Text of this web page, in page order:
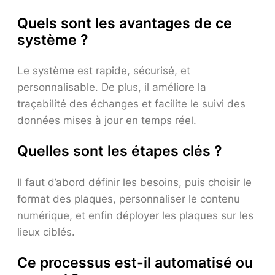
Quels sont les avantages de ce
système ?
Le système est rapide, sécurisé, et
personnalisable. De plus, il améliore la
traçabilité des échanges et facilite le suivi des
données mises à jour en temps réel.
Quelles sont les étapes clés ?
Il faut d’abord définir les besoins, puis choisir le
format des plaques, personnaliser le contenu
numérique, et enfin déployer les plaques sur les
lieux ciblés.
Ce processus est-il automatisé ou